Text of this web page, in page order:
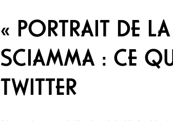
« PORTRAIT DE
SCIAMMA : CE
TWITTER